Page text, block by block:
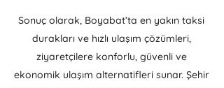
Sonuç olarak, Boyabat’ta en yakın taksi
durakları ve hızlı ulaşım çözümleri,
ziyaretçilere konforlu, güvenli ve
ekonomik ulaşım alternatifleri sunar. Şehir